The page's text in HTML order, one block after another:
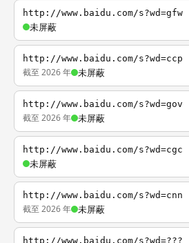
http://www.baidu.com/s?wd=gfw
未屏蔽
http://www.baidu.com/s?wd=ccp
截至 2026 年 未屏蔽
http://www.baidu.com/s?wd=gov
截至 2026 年 未屏蔽
http://www.baidu.com/s?wd=cgc
未屏蔽
http://www.baidu.com/s?wd=cnn
截至 2026 年 未屏蔽
http://www.baidu.com/s?wd=???